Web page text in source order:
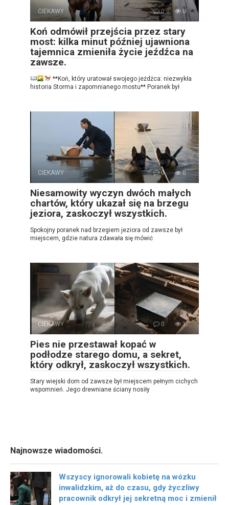
CIEKAWY 0 0
Koń odmówił przejścia przez stary
most: kilka minut później ujawniona
tajemnica zmieniła życie jeźdźca na
zawsze.
**Koń, który uratował swojego jeźdźca: niezwykła
historia Storma i zapomnianego mostu** Poranek był
CIEKAWY 0 0
Niesamowity wyczyn dwóch małych
chartów, który ukazał się na brzegu
jeziora, zaskoczył wszystkich.
Spokojny poranek nad brzegiem jeziora od zawsze był
miejscem, gdzie natura zdawała się mówić
CIEKAWY 0 1
Pies nie przestawał kopać w
podłodze starego domu, a sekret,
który odkrył, zaskoczył wszystkich.
Stary wiejski dom od zawsze był miejscem pełnym cichych
wspomnień. Jego drewniane ściany nosiły
Najnowsze wiadomości.
Wszyscy ignorowali kobietę na wózku
inwalidzkim, aż do czasu, gdy życzliwy
pracownik odkrył jej sekretną moc i zmienił